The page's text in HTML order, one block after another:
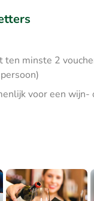
ten minste 2
voor een wijn-